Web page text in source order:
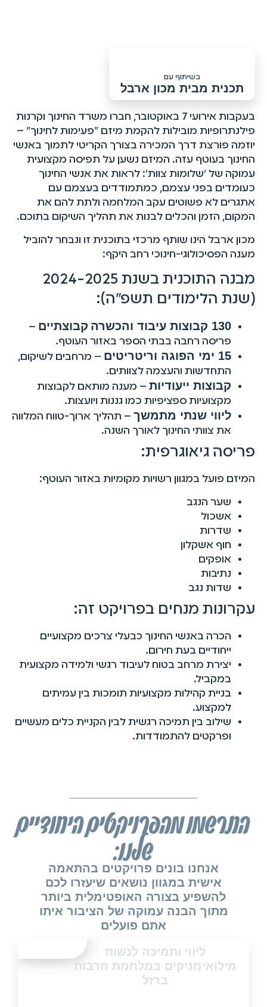
בשיתוף עם
תכנית מבית מכון ארבל
בעקבות אירועי 7 באוקטובר, חברו משרד החינוך וקרנות
פילנתרופיות מובילות להקמת מיזם "פעימות לחינוך" –
יוזמה פורצת דרך המכירה בצורך הקריטי לתמוך באנשי
החינוך בעוטף עזה. המיזם נשען על תפיסה מקצועית
עמוקה של 'שלומות צוות': לראות את אנשי החינוך
כעומדים בפני עצמם, כמתמודדים בעצמם עם
אתגרים לא פשוטים עקב המלחמה ולתת להם את
המקום, הזמן והכלים לבנות את תהליך השיקום בתוכם.
מכון ארבל הינו שותף מרכזי בתוכנית זו ונבחר להוביל
מענה הפסיכולוגי-חינוכי רחב היקף:
מבנה התוכנית בשנת 2024-2025
(שנת הלימודים תשפ"ה):
130 קבוצות עיבוד והכשרה קבוצתיים –
פריסה רחבה בבתי הספר באזור העוטף.
15 ימי הפוגה וריטריטים
– מרחבים לשיקום,
התחדשות והעצמה לצוותים.
קבוצות ייעודיות – מענה מותאם לקבוצות
מקצועיות ספציפיות כמו גננות ויועצות.
ליווי שנתי מתמשך – תהליך ארוך-טווח המלווה
את צוותי החינוך לאורך השנה.
פריסה גיאוגרפית:
המיזם פועל במגוון רשויות מקומיות באזור העוטף:
שער הנגב
אשכול
שדרות
חוף אשקלון
אופקים
נתיבות
שדות נגב
עקרונות מנחים בפרויקט זה:
הכרה באנשי החינוך כבעלי צרכים מקצועיים
ייחודיים בעת חירום.
יצירת מרחב בטוח לעיבוד רגשי ולמידה מקצועית
במקביל.
בניית קהילות מקצועיות תומכות בין עמיתים
למקצוע.
שילוב בין תמיכה רגשית לבין הקניית כלים מעשיים
ופרקטים להתמודדות.
התרשמו מהפרויקטים היחודיים
שלנו:
אנחנו בונים פרויקטים בהתאמה
אישית במגוון נושאים שיעזרו לכם
להשפיע בצורה האופטימלית ביותר
מתוך הבנה עמוקה של הציבור איתו
אתם פועלים
ליווי ותמיכה לנשות
מילואימניקים במלחמת חרבות
ברזל